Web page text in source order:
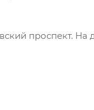
проспект.